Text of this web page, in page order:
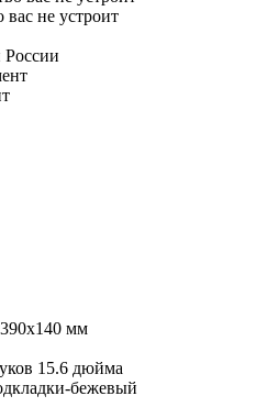
вас не устроит
России
мм
15.6 дюйма
бежевый